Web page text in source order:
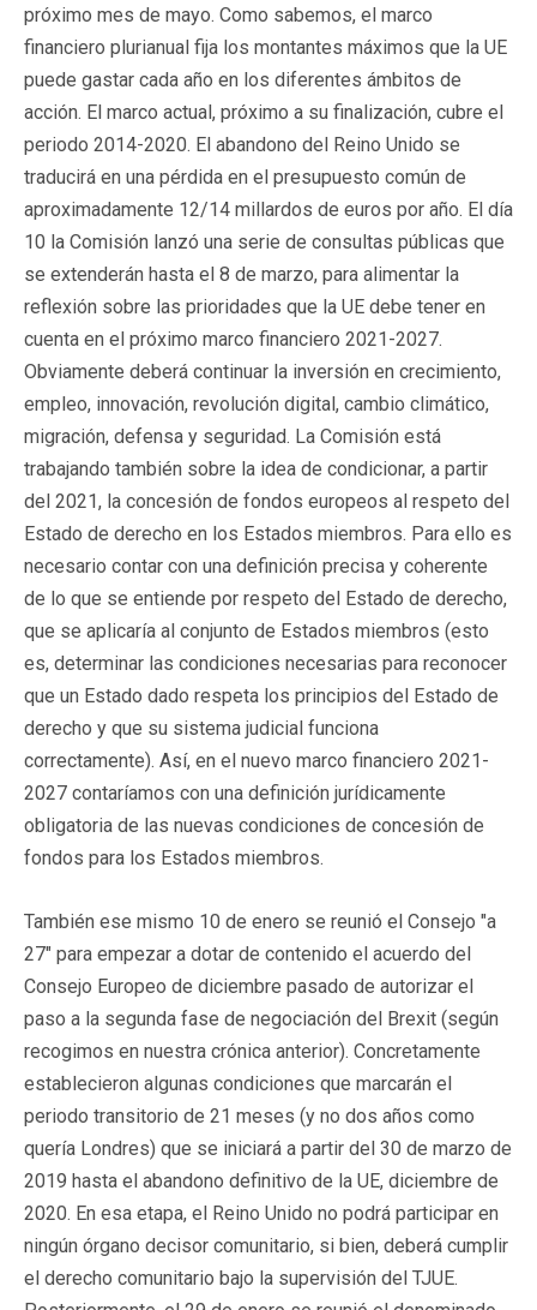
próximo mes de mayo. Como sabemos, el marco
financiero plurianual fija los montantes máximos que la UE
puede gastar cada año en los diferentes ámbitos de
acción. El marco actual, próximo a su finalización, cubre el
periodo 2014-2020. El abandono del Reino Unido se
traducirá en una pérdida en el presupuesto común de
aproximadamente 12/14 millardos de euros por año. El día
10 la Comisión lanzó una serie de consultas públicas que
se extenderán hasta el 8 de marzo, para alimentar la
reflexión sobre las prioridades que la UE debe tener en
cuenta en el próximo marco financiero 2021-2027.
Obviamente deberá continuar la inversión en crecimiento,
empleo, innovación, revolución digital, cambio climático,
migración, defensa y seguridad. La Comisión está
trabajando también sobre la idea de condicionar, a partir
del 2021, la concesión de fondos europeos al respeto del
Estado de derecho en los Estados miembros. Para ello es
necesario contar con una definición precisa y coherente
de lo que se entiende por respeto del Estado de derecho,
que se aplicaría al conjunto de Estados miembros (esto
es, determinar las condiciones necesarias para reconocer
que un Estado dado respeta los principios del Estado de
derecho y que su sistema judicial funciona
correctamente). Así, en el nuevo marco financiero 2021-
2027 contaríamos con una definición jurídicamente
obligatoria de las nuevas condiciones de concesión de
fondos para los Estados miembros.
También ese mismo 10 de enero se reunió el Consejo "a
27" para empezar a dotar de contenido el acuerdo del
Consejo Europeo de diciembre pasado de autorizar el
paso a la segunda fase de negociación del Brexit (según
recogimos en nuestra crónica anterior). Concretamente
establecieron algunas condiciones que marcarán el
periodo transitorio de 21 meses (y no dos años como
quería Londres) que se iniciará a partir del 30 de marzo de
2019 hasta el abandono definitivo de la UE, diciembre de
2020. En esa etapa, el Reino Unido no podrá participar en
ningún órgano decisor comunitario, si bien, deberá cumplir
el derecho comunitario bajo la supervisión del TJUE.